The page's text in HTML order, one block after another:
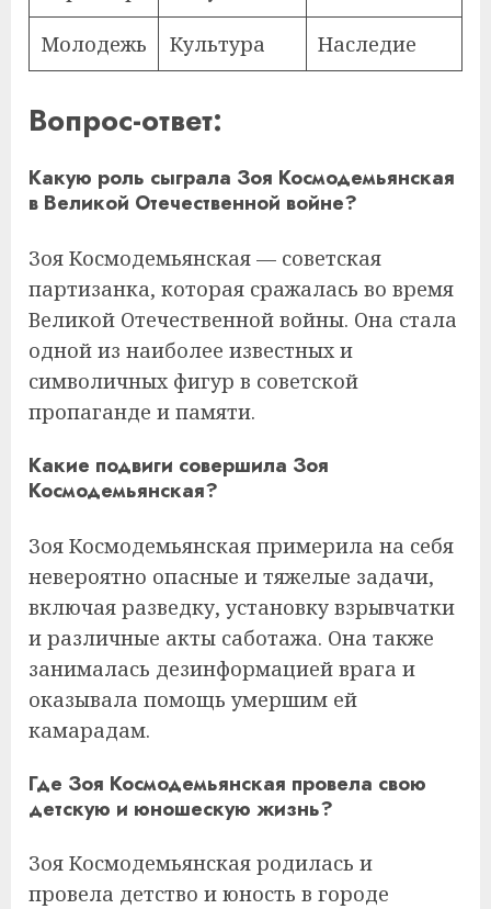
Молодежь Культура Наследие
Вопрос-ответ:
Какую роль сыграла Зоя Космодемьянская
в Великой Отечественной войне?
Зоя Космодемьянская — советская
партизанка, которая сражалась во время
Великой Отечественной войны. Она стала
одной из наиболее известных и
символичных фигур в советской
пропаганде и памяти.
Какие подвиги совершила Зоя
Космодемьянская?
Зоя Космодемьянская примерила на себя
невероятно опасные и тяжелые задачи,
включая разведку, установку взрывчатки
и различные акты саботажа. Она также
занималась дезинформацией врага и
оказывала помощь умершим ей
камарадам.
Где Зоя Космодемьянская провела свою
детскую и юношескую жизнь?
Зоя Космодемьянская родилась и
провела детство и юность в городе